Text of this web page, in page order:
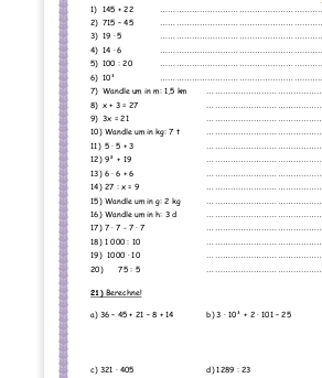
1) 145 + 22
2) 715 – 45
3) 19 · 5
4) 14 · 6
5) 100 : 20 ....................................
6) 10³
7) Wandle um in m: 1,5 km
8) x + 3 = 27
9) 3x = 21
10) Wandle um in kg: 7 t
11)
5 · 5 + 3
12) 9² + 19
13) 6 · 6 + 6
14) 27 : x = 9
15) Wandle um in g: 2 kg
16) Wandle um in h: 3 d
17) 7 · 7 - 7 · 7 ............
18) 1 000 : 10
19)
1000 · 10
20)
75 : 5
21) Berechne!
a) 36 – 45 + 21 – 8 + 14 b) 3 · 10³ + 2 · 101 – 25
c) 321 · 405 d) 1289 : 23